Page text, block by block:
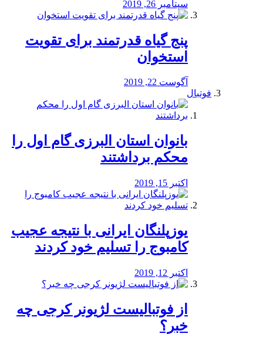
سپتامبر 26, 2019
پنج گیاه قدرتمند برای تقویت
استخوان
آگوست 22, 2019
فوتبال
بانوان استان البرزی گام اول را
محكم برداشتند
اکتبر 15, 2019
یوزپلنگان ایرانی با نتیجه عجیب
کامبوج را تسلیم خود کردند
اکتبر 12, 2019
از فوتبالیست لژیونر کرجی چه
خبر؟